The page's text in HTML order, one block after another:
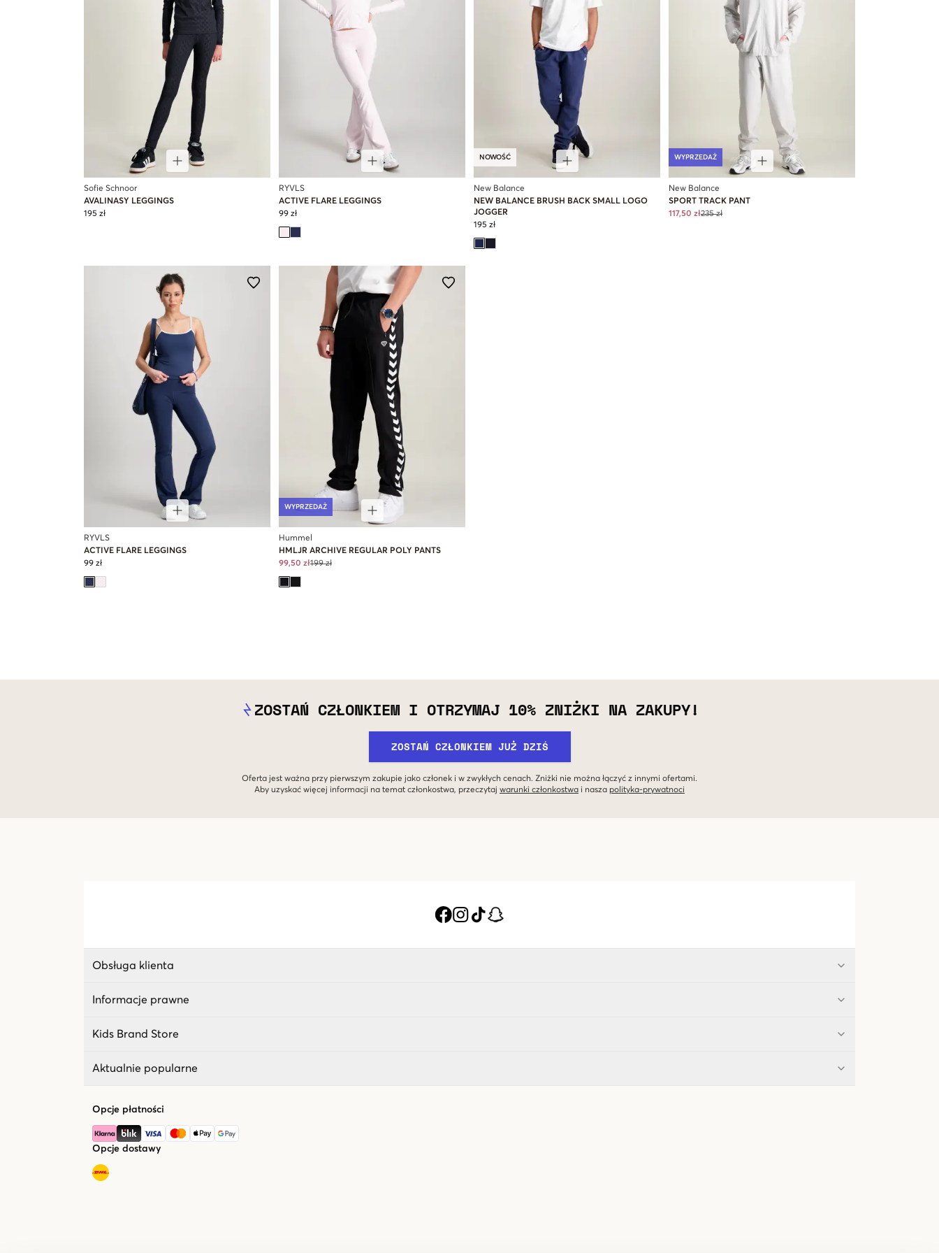
Sofie Schnoor
AVALINASY LEGGINGS
195 zł
RYVLS
ACTIVE FLARE LEGGINGS
99 zł
NOWOŚĆ
New Balance
NEW BALANCE BRUSH BACK SMALL LOGO
JOGGER
195 zł
WYPRZEDAŻ
New Balance
SPORT TRACK PANT
117,50 zł235 zł
RYVLS
ACTIVE FLARE LEGGINGS
99 zł
WYPRZEDAŻ
Hummel
HMLJR ARCHIVE REGULAR POLY PANTS
99,50 zł199 zł
ZOSTAŃ CZŁONKIEM I OTRZYMAJ 10% ZNIŻKI NA ZAKUPY!
ZOSTAŃ CZŁONKIEM JUŻ DZIŚ
Oferta jest ważna przy pierwszym zakupie jako członek i w zwykłych cenach. Zniżki nie można łączyć z innymi ofertami.
Aby uzyskać więcej informacji na temat członkostwa, przeczytaj warunki członkostwa i nasza polityka-prywatnoci
Obsługa klienta
Informacje prawne
Kids Brand Store
Aktualnie popularne
Opcje płatności
Opcje dostawy